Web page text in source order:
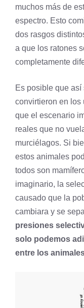
muchos más de
espectro. Esto
dos rasgos
a que los ratones
completamente
Es posible que
convirtieron en los
que el escenario
reales que no
murciélagos. Si
estos animales
todos son
imaginario, la
causado que la
cambiara y se
presiones
solo podemos
entre los